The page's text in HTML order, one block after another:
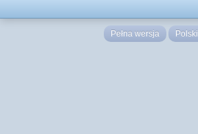
Pełna wersja Polski